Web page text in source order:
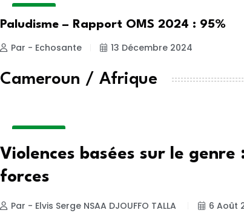
Paludisme – Rapport OMS 2024 : 95%
Par - Echosante
13 Décembre 2024
Cameroun / Afrique
Violences basées sur le genre
forces
Par - Elvis Serge NSAA DJOUFFO TALLA 6 Août